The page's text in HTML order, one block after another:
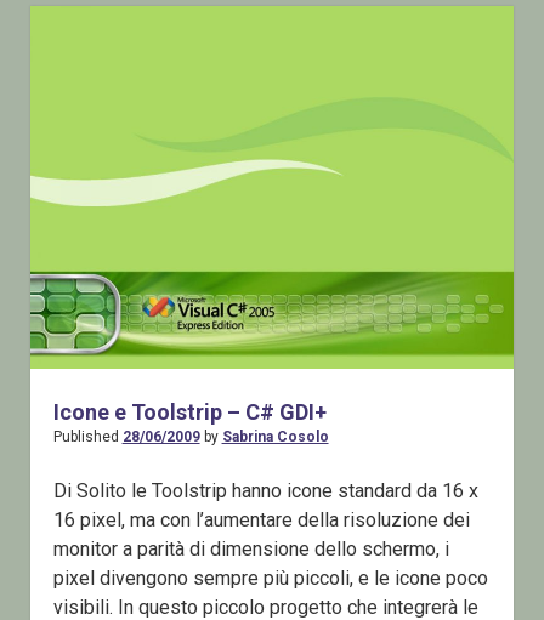
con
Icone e Toolstrip – C# GDI+
Published 28/06/2009by Sabrina Cosolo
Di Solito le Toolstrip hanno icone standard da 16 x
16 pixel, ma con l’aumentare della risoluzione dei
monitor a parità di dimensione dello schermo, i
pixel divengono sempre più piccoli, e le icone poco
visibili. In questo piccolo progetto che integrerà le